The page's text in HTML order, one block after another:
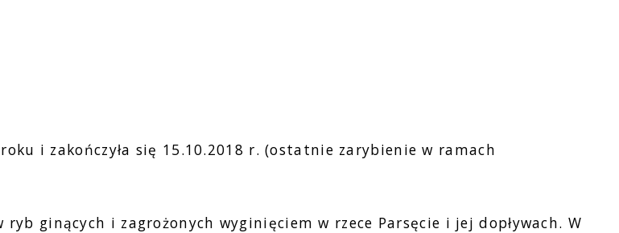
i zakończyła się 15.10.2018 r. (ostatnie zarybienie w ramach
ginących i zagrożonych wyginięciem w rzece Parsęcie i jej dopływach. W